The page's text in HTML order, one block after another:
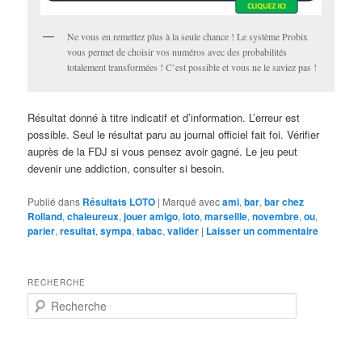
Ne vous en remettez plus à la seule chance ! Le système Probix
vous permet de choisir vos numéros avec des probabilités
totalement transformées ! C’est possible et vous ne le saviez pas !
Résultat donné à titre indicatif et d’information. L’erreur est
possible. Seul le résultat paru au journal officiel fait foi. Vérifier
auprès de la FDJ si vous pensez avoir gagné. Le jeu peut
devenir une addiction, consulter si besoin.
Publié dans Résultats LOTO | Marqué avecami,bar,bar chez
Rolland,chaleureux,jouer amigo,loto,marseille,novembre,ou,
parier,resultat,sympa,tabac,valider | Laisser un commentaire
RECHERCHE
e